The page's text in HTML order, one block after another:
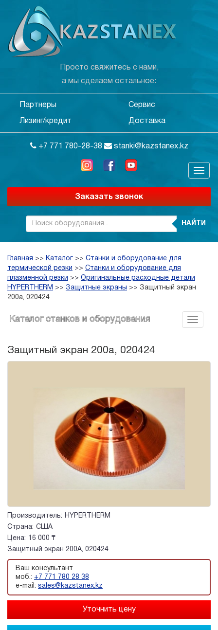
Просто свяжитесь с нами,
а мы сделаем остальное:
Партнеры Сервис
Лизинг/кредит Доставка
+7 771 780-28-38 stanki@kazstanex.kz
Заказать звонок
НАЙТИ
Главная >> Каталог >> Станки и оборудование для
термической резки >> Станки и оборудование для
плазменной резки >> Оригинальные расходные детали
HYPERTHERM >> Защитные экраны >> Защитный экран
200а, 020424
Каталог станков и оборудования
Защитный экран 200а, 020424
Производитель:
HYPERTHERM
Страна: США
Цена:
16 000 ₸
Защитный экран 200А, 020424
Ваш консультант
моб.: +7 771 780 28 38
e-mail: sales@kazstanex.kz